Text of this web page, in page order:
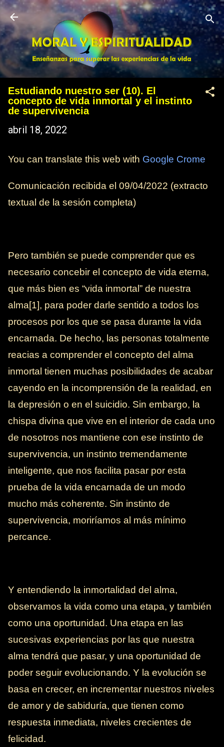
Ir al contenido principal
Estudiando nuestro ser (10). El
concepto de vida inmortal y el instinto
de supervivencia
abril 18, 2022
You can translate this web with Google Crome
Comunicación recibida el 09/04/2022 (extracto
textual de la sesión completa)
Pero también se puede comprender que es
necesario concebir el concepto de vida eterna,
que más bien es “vida inmortal” de nuestra
alma[1], para poder darle sentido a todos los
procesos por los que se pasa durante la vida
encarnada. De hecho, las personas totalmente
reacias a comprender el concepto del alma
inmortal tienen muchas posibilidades de acabar
cayendo en la incomprensión de la realidad, en
la depresión o en el suicidio. Sin embargo, la
chispa divina que vive en el interior de cada uno
de nosotros nos mantiene con ese instinto de
supervivencia, un instinto tremendamente
inteligente, que nos facilita pasar por esta
prueba de la vida encarnada de un modo
mucho más coherente. Sin instinto de
supervivencia, moriríamos al más mínimo
percance.
Y entendiendo la inmortalidad del alma,
observamos la vida como una etapa, y también
como una oportunidad. Una etapa en las
sucesivas experiencias por las que nuestra
alma tendrá que pasar, y una oportunidad de
poder seguir evolucionando. Y la evolución se
basa en crecer, en incrementar nuestros niveles
de amor y de sabiduría, que tienen como
respuesta inmediata, niveles crecientes de
felicidad.